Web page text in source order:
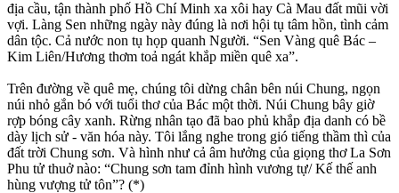
địa cầu, tận thành phố Hồ Chí Minh xa xôi hay Cà Mau đất mũi vời
vợi. Làng Sen những ngày này đúng là nơi hội tụ tâm hồn, tình cảm
dân tộc. Cả nước non tụ họp quanh Người. “Sen Vàng quê Bác –
Kim Liên/Hương thơm toả ngát khắp miền quê xa”.
Trên đường về quê mẹ, chúng tôi dừng chân bên núi Chung, ngọn
núi nhỏ gắn bó với tuổi thơ của Bác một thời. Núi Chung bây giờ
rợp bóng cây xanh. Rừng nhân tạo đã bao phủ khắp địa danh có bề
dày lịch sử - văn hóa này. Tôi lắng nghe trong gió tiếng thầm thì của
đất trời Chung sơn. Và hình như cả âm hưởng của giọng thơ La Sơn
Phu tử thuở nào: “Chung sơn tam đỉnh hình vương tự/ Kế thế anh
hùng vượng tử tôn”? (*)